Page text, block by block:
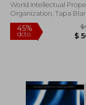
World Intellectual
Organization, Tapa
Nuevo